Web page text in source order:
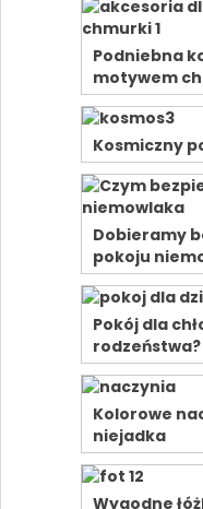
Podniebna
motywem
Kosmiczny
Dobieramy
pokoju
Pokój dla
rodzeństwa?
Kolorowe
niejadka
Wygodne